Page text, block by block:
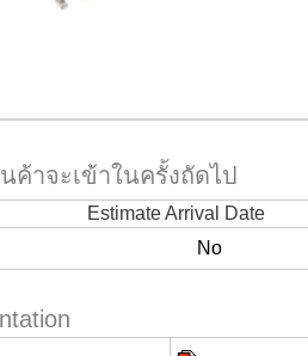
ค้าจะเข้าในครั้งถัดไป
Estimate Arrival Date
No